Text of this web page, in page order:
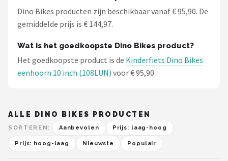
Dino Bikes producten zijn beschikbaar vanaf € 95,90. De
gemiddelde prijs is € 144,97.
Wat is het goedkoopste Dino Bikes product?
Het goedkoopste product is de Kinderfiets Dino Bikes
eenhoorn 10 inch (108LUN) voor € 95,90.
ALLE DINO BIKES PRODUCTEN
SORTEREN: Aanbevolen Prijs: laag-hoog
Prijs: hoog-laag Nieuwste Populair